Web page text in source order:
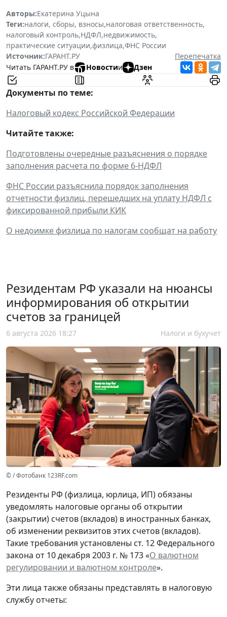
Авторы:Екатерина Уцына
Теги:налоги, сборы, взносы,налоговая ответственность,
налоговый контроль,НДФЛ,недвижимость,
практические ситуации,физлица,ФНС России
Источник:ГАРАНТ.РУ
Перепечатка
Читать ГАРАНТ.РУ в
Новостии Дзен
Документы по теме:
Налоговый кодекс Российской Федерации
Читайте также:
Подготовлены очередные разъяснения о порядке
заполнения расчета по форме 6-НДФЛ
ФНС России разъяснила порядок заполнения
отчетности физлиц, перешедших на уплату НДФЛ с
фиксированной прибыли КИК
О недоимке физлица по налогам сообщат на работу
Резидентам РФ указали на нюансы
информирования об открытии
счетов за границей
6 августа 2026 18:27 Налоги и бухучет
© / Фотобанк 123RF.com
Резиденты РФ (физлица, юрлица, ИП) обязаны
уведомлять налоговые органы об открытии
(закрытии) счетов (вкладов) в иностранных банках,
об изменении реквизитов этих счетов (вкладов).
Такие требования установлены ст. 12 Федерального
закона от 10 декабря 2003 г. № 173 «О валютном
регулировании и валютном контроле».
Эти лица также обязаны представлять в налоговую
службу отчеты: